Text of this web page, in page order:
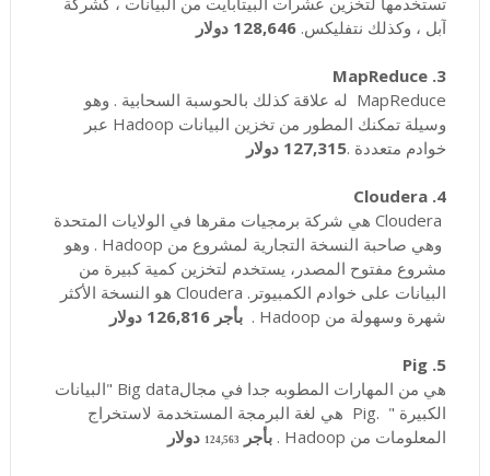
آبل ، وكذلك نتفليكس. 128,646 دولار
3. MapReduce
MapReduce له علاقة كذلك بالحوسبة السحابية . وهو
وسيلة تمكنك المطور من تخزين البيانات Hadoop عبر
خوادم متعددة .127,315 دولار
4. Cloudera
Cloudera هي شركة برمجيات مقرها في الولايات المتحدة
وهي صاحبة النسخة التجارية لمشروع من Hadoop . وهو
مشروع مفتوح المصدر، يستخدم لتخزين كمية كبيرة من
البيانات على خوادم الكمبيوتر. Cloudera هو النسخة الأكثر
شهرة وسهولة من Hadoop .
بأجر 126,816 دولار
5. Pig
هي من المهارات المطوبه جدا في مجالBig data "البيانات
الكبيرة " .Pig هي لغة البرمجة المستخدمة لاستخراج
المعلومات من Hadoop .
بأجر 124,563 دولار